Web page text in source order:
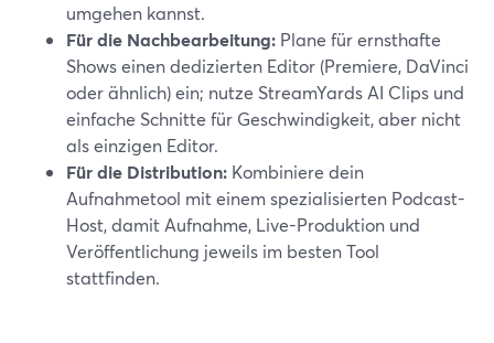
umgehen kannst.
Für die Nachbearbeitung: Plane für ernsthafte
Shows einen dedizierten Editor (Premiere, DaVinci
oder ähnlich) ein; nutze StreamYards AI Clips und
einfache Schnitte für Geschwindigkeit, aber nicht
als einzigen Editor.
Für die Distribution: Kombiniere dein
Aufnahmetool mit einem spezialisierten Podcast-
Host, damit Aufnahme, Live-Produktion und
Veröffentlichung jeweils im besten Tool
stattfinden.